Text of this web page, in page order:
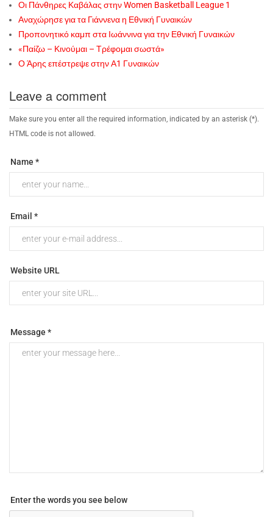
Οι Πάνθηρες Καβάλας στην Women Basketball League 1
Αναχώρησε για τα Γιάννενα η Εθνική Γυναικών
Προπονητικό καμπ στα Ιωάννινα για την Εθνική Γυναικών
«Παίζω – Κινούμαι – Τρέφομαι σωστά»
Ο Άρης επέστρεψε στην Α1 Γυναικών
Leave a comment
Make sure you enter all the required information, indicated by an asterisk (*).
HTML code is not allowed.
Name *
Email *
Website URL
Message *
Enter the words you see below